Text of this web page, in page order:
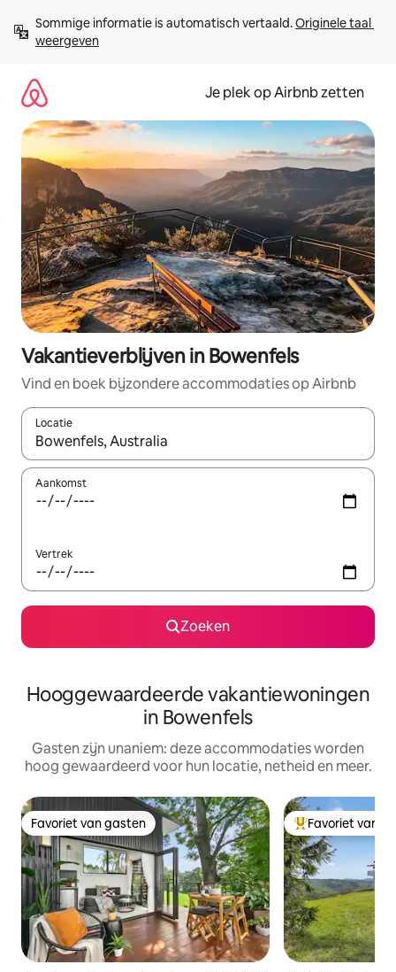
direct
naar
Sommige informatie is automatisch vertaald. Originele taal
weergeven
Je plek op Airbnb zetten
Vakantieverblijven in Bowenfels
Vind en boek bijzondere accommodaties op Airbnb
Locatie
Wanneer er resultaten beschikbaar zijn, maak je een keuze
Aankomst
Vertrek
Zoeken
Hooggewaardeerde vakantiewoningen
in Bowenfels
Gasten zijn unaniem: deze accommodaties worden
hoog gewaardeerd voor hun locatie, netheid en meer.
Favoriet van gasten
Favoriet van gasten Topfavoriet van
Favoriet van